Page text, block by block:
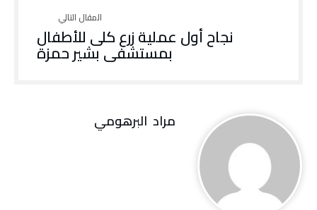
نجاح أول عملية زرع كلى للأطفال
بمستشفى بشير حمزة
مراد‭ ‬ البرهومي